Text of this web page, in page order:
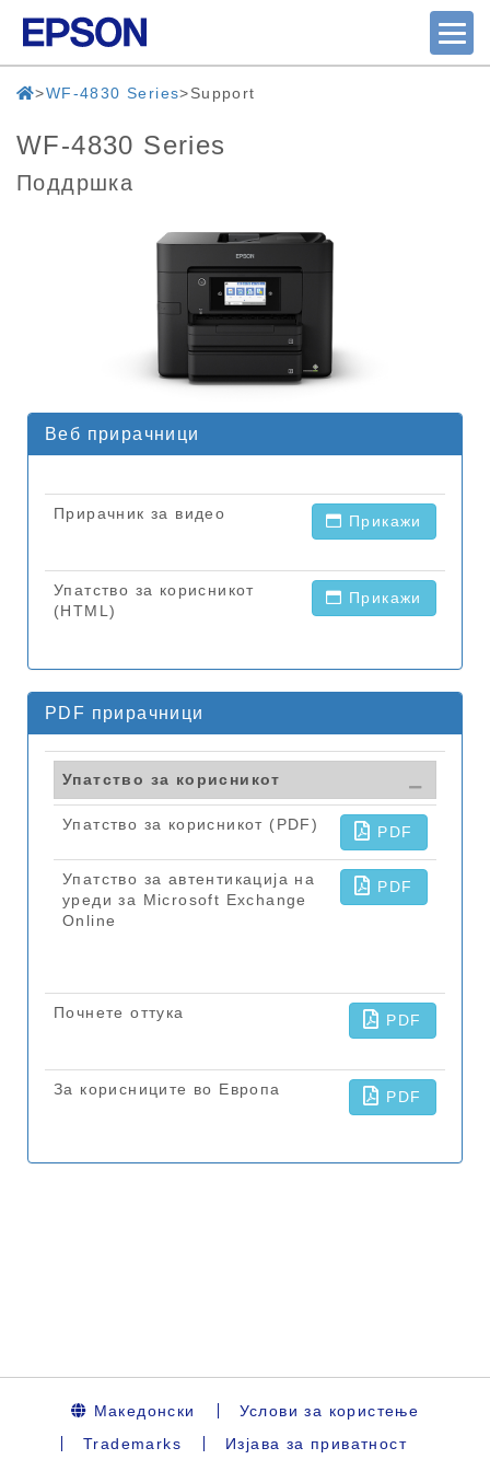
WF-4830 Series Support
WF-4830 Series
Поддршка
Македонски
Услови за користење
Trademarks
Изјава за приватност